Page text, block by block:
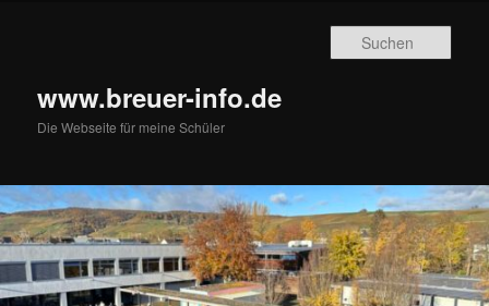
www.breuer-info.de
Die Webseite für meine Schüler